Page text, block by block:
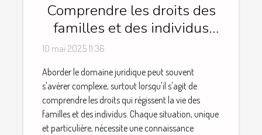
Comprendre les droits des
familles et des individus
dans le domaine juridique
10 mai 2025 11:36
Aborder le domaine juridique peut souvent
s'avérer complexe, surtout lorsqu'il s'agit de
comprendre les droits qui régissent la vie des
familles et des individus. Chaque situation, unique
et particulière, nécessite une connaissance